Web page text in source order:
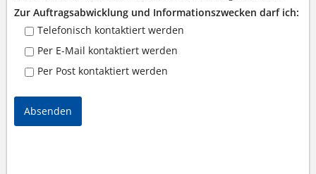
Zur Auftragsabwicklung und Informationszwecken darf ich:
Telefonisch kontaktiert werden
Per E-Mail kontaktiert werden
Per Post kontaktiert werden
Absenden